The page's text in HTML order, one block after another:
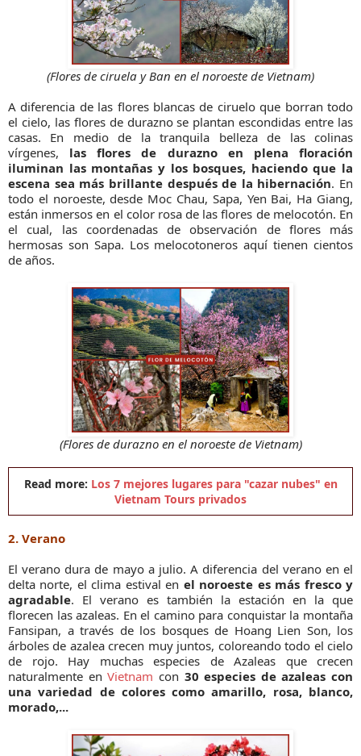
(Flores de ciruela y Ban en el noroeste de Vietnam)
A diferencia de las flores blancas de ciruelo que borran todo
el cielo, las flores de durazno se plantan escondidas entre las
casas. En medio de la tranquila belleza de las colinas
vírgenes, las flores de durazno en plena floración
iluminan las montañas y los bosques, haciendo que la
escena sea más brillante después de la hibernación. En
todo el noroeste, desde Moc Chau, Sapa, Yen Bai, Ha Giang,
están inmersos en el color rosa de las flores de melocotón. En
el cual, las coordenadas de observación de flores más
hermosas son Sapa. Los melocotoneros aquí tienen cientos
de años.
(Flores de durazno en el noroeste de Vietnam)
Read more: Los 7 mejores lugares para "cazar nubes" en
Vietnam Tours privados
2. Verano
El verano dura de mayo a julio. A diferencia del verano en el
delta norte, el clima estival en el noroeste es más fresco y
agradable. El verano es también la estación en la que
florecen las azaleas. En el camino para conquistar la montaña
Fansipan, a través de los bosques de Hoang Lien Son, los
árboles de azalea crecen muy juntos, coloreando todo el cielo
de rojo. Hay muchas especies de Azaleas que crecen
naturalmente enVietnam con 30 especies de azaleas con
una variedad de colores como amarillo, rosa, blanco,
morado,...